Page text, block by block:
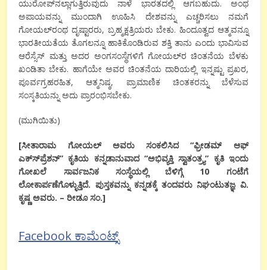
ಯುರೋಪ್‍ನಲ್ಲಾಗುತ್ತಿರುವುದು ನಾಳೆ ಭಾರತದಲ್ಲಿ ಆಗಬಹುದು. ಅಂಥ
ಅಪಾಯವನ್ನು ಮುಂದಾಗಿ ಊಹಿಸಿ ದೇಶವನ್ನು ಎಚ್ಚರಿಸಲು ನಮಗೆ
ಗೋಯಲ್‍ರಂಥ ದೃಷ್ಟಾರರು, ಬ್ರಹ್ಮಕ್ಷತ್ರಿಯರು ಬೇಕು. ಹಿಂದೂತ್ವದ ಆತ್ಮವನ್ನೂ
ಭಾರತೀಯತೆಯ ತೊಗಲನ್ನೂ ಹಾಕಿಕೊಂಡಿರುವ ಶಕ್ತಿ ತಾನು ಎಂದು ಭಾವಿಸುವ
ಆರೆಸ್ಸೆಸ್ ಮತ್ತು ಅದರ ಅಂಗಸಂಸ್ಥೆಗಳಿಗೆ ಗೋಯಲ್‍ರ ಚಿಂತನೆಯ ಬೆಳಕು
ಖಂಡಿತಾ ಬೇಕು. ಹಾಗೆಯೇ ಅವರ ಚಿಂತನೆಯ ದಾರಿಯಲ್ಲಿ ಇನ್ನಷ್ಟು ಪ್ರಖರ,
ಪೂರ್ವಗ್ರಹರಹಿತ, ಆತ್ಮನಿಷ್ಠ, ಪ್ರಾಮಾಣಿಕ ಚಿಂತಕರನ್ನು ಬೆಳೆಸುವ
ಸಂಸ್ಕತಿಯನ್ನು ಅದು ಪ್ರಾರಂಭಿಸಬೇಕು.
(ಮುಗಿಯಿತು)
[ಸೀತಾರಾಮ ಗೋಯಲ್ ಅವರು ಸಂಕಲಿಸಿದ “ಫ್ರೀಡಮ್ ಆಫ್
ಎಕ್ಸ್‍ಪ್ರೆಶನ್” ಕೃತಿಯ ಕನ್ನಡಾನುವಾದ “ಅಭಿವ್ಯಕ್ತಿ ಸ್ವಾತಂತ್ರ್ಯ” ಕೃತಿ ಇಂದು
ಗೋಖಲೆ ಸಾರ್ವಜನಿಕ ಸಂಸ್ಥೆಯಲ್ಲಿ ಬೆಳಿಗ್ಗೆ 10 ಗಂಟೆಗೆ
ಲೋಕಾರ್ಪಣೆಗೊಳ್ಳುತ್ತಿದೆ. ಪುಸ್ತಕವನ್ನು ಕನ್ನಡಕ್ಕೆ ತಂದವರು ನಿಘಂಟುತಜ್ಞ ವಿ.
ಕೃಷ್ಣ ಅವರು. – ರೀಡೂ ಸಂ.]
Facebook ಕಾಮೆಂಟ್ಸ್